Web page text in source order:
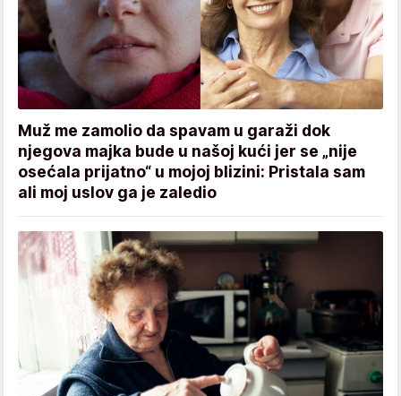
Muž me zamolio da spavam u garaži dok
njegova majka bude u našoj kući jer se „nije
osećala prijatno“ u mojoj blizini: Pristala sam
ali moj uslov ga je zaledio